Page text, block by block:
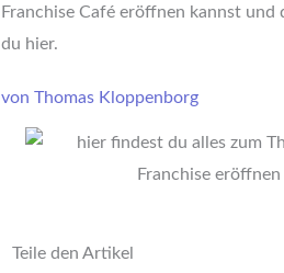
Franchise Café eröffnen kannst
du hier.
von Thomas Kloppenborg
Teile den Artikel